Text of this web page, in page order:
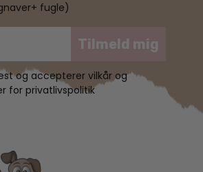
fugle)
Tilmeld mig
og accepterer vilkår og
for privatlivspolitik